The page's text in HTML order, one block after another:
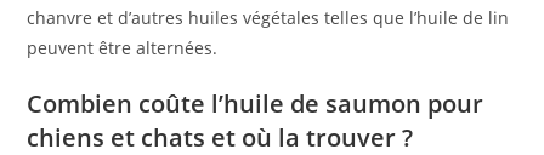
chanvre et d’autres huiles végétales telles que l’huile de lin
peuvent être alternées.
Combien coûte l’huile de saumon pour
chiens et chats et où la trouver ?